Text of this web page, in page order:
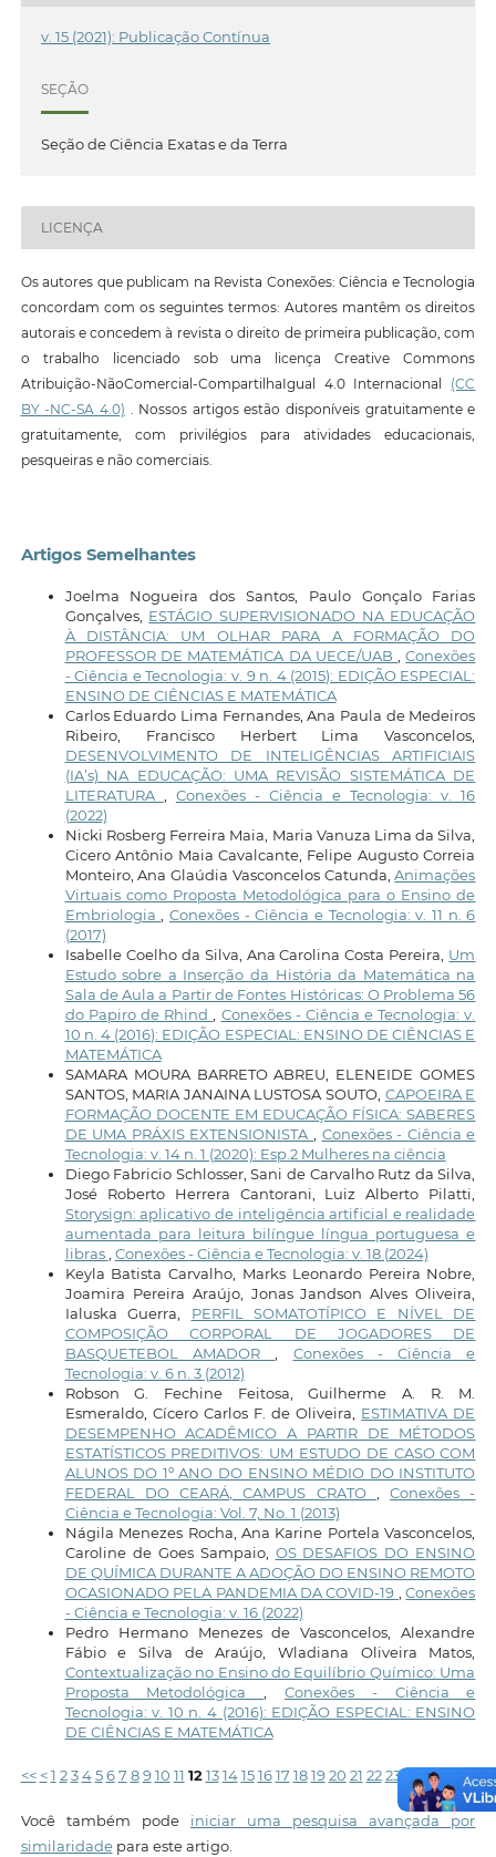
v. 15 (2021): Publicação Contínua
SEÇÃO
Seção de Ciência Exatas e da Terra
LICENÇA
Os autores que publicam na Revista Conexões: Ciência e Tecnologia
concordam com os seguintes termos: Autores mantêm os direitos
autorais e concedem à revista o direito de primeira publicação, com
o trabalho licenciado sob uma licença Creative Commons
Atribuição-NãoComercial-CompartilhaIgual 4.0 Internacional (CC
BY -NC-SA 4.0) . Nossos artigos estão disponíveis gratuitamente e
gratuitamente, com privilégios para atividades educacionais,
pesqueiras e não comerciais.
Artigos Semelhantes
Joelma Nogueira dos Santos, Paulo Gonçalo Farias
Gonçalves, ESTÁGIO SUPERVISIONADO NA EDUCAÇÃO
À DISTÂNCIA: UM OLHAR PARA A FORMAÇÃO DO
PROFESSOR DE MATEMÁTICA DA UECE/UAB
,Conexões
- Ciência e Tecnologia: v. 9 n. 4 (2015): EDIÇÃO ESPECIAL:
ENSINO DE CIÊNCIAS E MATEMÁTICA
Carlos Eduardo Lima Fernandes, Ana Paula de Medeiros
Ribeiro, Francisco Herbert Lima Vasconcelos,
DESENVOLVIMENTO DE INTELIGÊNCIAS ARTIFICIAIS
(IA’s) NA EDUCAÇÃO: UMA REVISÃO SISTEMÁTICA DE
LITERATURA
Conexões - Ciência e Tecnologia: v. 16
(2022)
Nicki Rosberg Ferreira Maia, Maria Vanuza Lima da Silva,
Cicero Antônio Maia Cavalcante, Felipe Augusto Correia
Monteiro, Ana Glaúdia Vasconcelos Catunda,Animações
Virtuais como Proposta Metodológica para o Ensino de
Embriologia
Conexões - Ciência e Tecnologia: v. 11 n. 6
(2017)
Isabelle Coelho da Silva, Ana Carolina Costa Pereira, Um
Estudo sobre a Inserção da História da Matemática na
Sala de Aula a Partir de Fontes Históricas: O Problema 56
do Papiro de Rhind
Conexões - Ciência e Tecnologia: v.
10 n. 4 (2016): EDIÇÃO ESPECIAL: ENSINO DE CIÊNCIAS E
MATEMÁTICA
SAMARA MOURA BARRETO ABREU, ELENEIDE GOMES
SANTOS, MARIA JANAINA LUSTOSA SOUTO, CAPOEIRA E
FORMAÇÃO DOCENTE EM EDUCAÇÃO FÍSICA: SABERES
DE UMA PRÁXIS EXTENSIONISTA
Conexões - Ciência e
Tecnologia: v. 14 n. 1 (2020): Esp.2 Mulheres na ciência
Diego Fabricio Schlosser, Sani de Carvalho Rutz da Silva,
José Roberto Herrera Cantorani, Luiz Alberto Pilatti,
Storysign: aplicativo de inteligência artificial e realidade
aumentada para leitura bilíngue língua portuguesa e
libras Conexões - Ciência e Tecnologia: v. 18 (2024)
Keyla Batista Carvalho, Marks Leonardo Pereira Nobre,
Joamira Pereira Araújo, Jonas Jandson Alves Oliveira,
Ialuska Guerra, PERFIL SOMATOTÍPICO E NÍVEL DE
COMPOSIÇÃO CORPORAL DE JOGADORES DE
BASQUETEBOL AMADOR
Conexões - Ciência e
Tecnologia: v. 6 n. 3 (2012)
Robson G. Fechine Feitosa, Guilherme A. R. M.
Esmeraldo, Cícero Carlos F. de Oliveira, ESTIMATIVA DE
DESEMPENHO ACADÊMICO A PARTIR DE MÉTODOS
ESTATÍSTICOS PREDITIVOS: UM ESTUDO DE CASO COM
ALUNOS DO 1º ANO DO ENSINO MÉDIO DO INSTITUTO
FEDERAL DO CEARÁ, CAMPUS CRATO
,Conexões -
Ciência e Tecnologia: Vol. 7, No. 1 (2013)
Nágila Menezes Rocha, Ana Karine Portela Vasconcelos,
Caroline de Goes Sampaio, OS DESAFIOS DO ENSINO
DE QUÍMICA DURANTE A ADOÇÃO DO ENSINO REMOTO
OCASIONADO PELA PANDEMIA DA COVID-19
,Conexões
- Ciência e Tecnologia: v. 16 (2022)
Pedro Hermano Menezes de Vasconcelos, Alexandre
Fábio e Silva de Araújo, Wladiana Oliveira Matos,
Contextualização no Ensino do Equilíbrio Químico: Uma
Proposta Metodológica
Conexões - Ciência e
Tecnologia: v. 10 n. 4 (2016): EDIÇÃO ESPECIAL: ENSINO
DE CIÊNCIAS E MATEMÁTICA
<< < 1 2 3 4 5 6 7 8 9 10 11 12 13 14 15 16 17 18 19 20 21 22 2324 25 >>
Você também pode iniciar uma pesquisa avançada por
similaridadepara este artigo.